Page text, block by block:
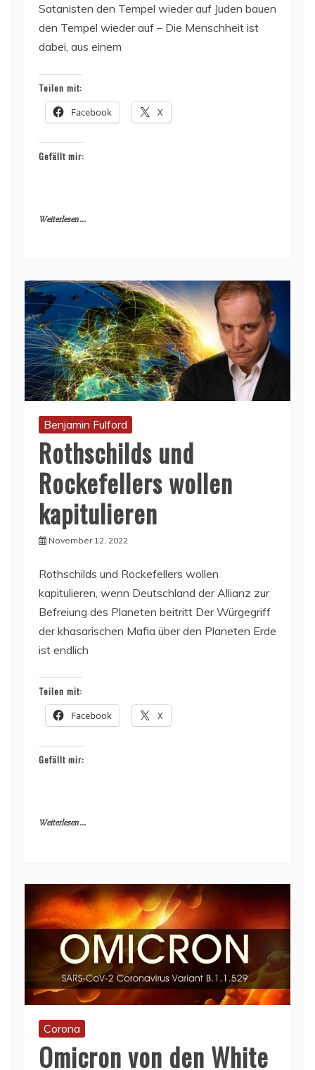
Satanisten den Tempel wieder auf Juden bauen
den Tempel wieder auf – Die Menschheit ist
dabei, aus einem
Teilen mit:
Facebook X
Gefällt mir:
Weiterlesen ...
Benjamin Fulford
Rothschilds und
Rockefellers wollen
kapitulieren
November 12, 2022
Rothschilds und Rockefellers wollen
kapitulieren, wenn Deutschland der Allianz zur
Befreiung des Planeten beitritt Der Würgegriff
der khasarischen Mafia über den Planeten Erde
ist endlich
Teilen mit:
Facebook X
Gefällt mir:
Weiterlesen ...
Corona
Omicron von den White